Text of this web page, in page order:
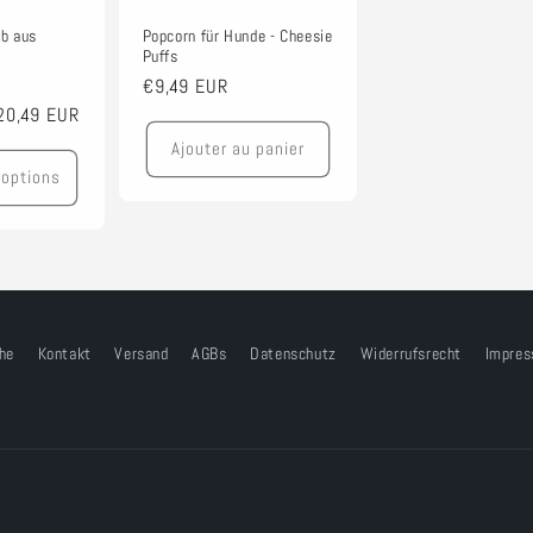
aus
EUR
Popcorn für Hunde - Cheesie
Puffs
Prix
habituel
€9,49 EUR
Ajouter au panier
Kontakt Versand AGBs Datenschutz Widerrufsrecht